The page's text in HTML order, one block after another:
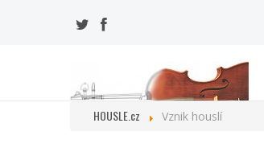
HOUSLE.cz Vznik houslí